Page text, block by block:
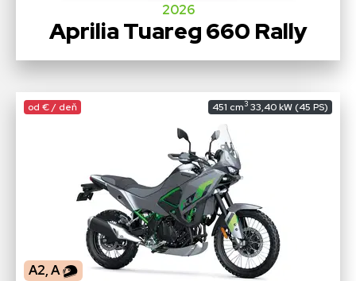
2026
Aprilia Tuareg 660 Rally
od € / deň 451 cm3 33,40 kW (45 PS)
A2, A